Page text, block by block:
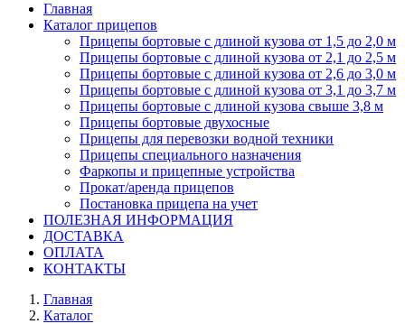
Главная
Каталог прицепов
Прицепы бортовые с длиной кузова от 1,5 до 2,0 м
Прицепы бортовые с длиной кузова от 2,1 до 2,5 м
Прицепы бортовые с длиной кузова от 2,6 до 3,0 м
Прицепы бортовые с длиной кузова от 3,1 до 3,7 м
Прицепы бортовые с длиной кузова свыше 3,8 м
Прицепы бортовые двухосные
Прицепы для перевозки водной техники
Прицепы специального назначения
Фаркопы и прицепные устройства
Прокат/аренда прицепов
Постановка прицепа на учет
ПОЛЕЗНАЯ ИНФОРМАЦИЯ
ДОСТАВКА
ОПЛАТА
КОНТАКТЫ
Главная
Каталог